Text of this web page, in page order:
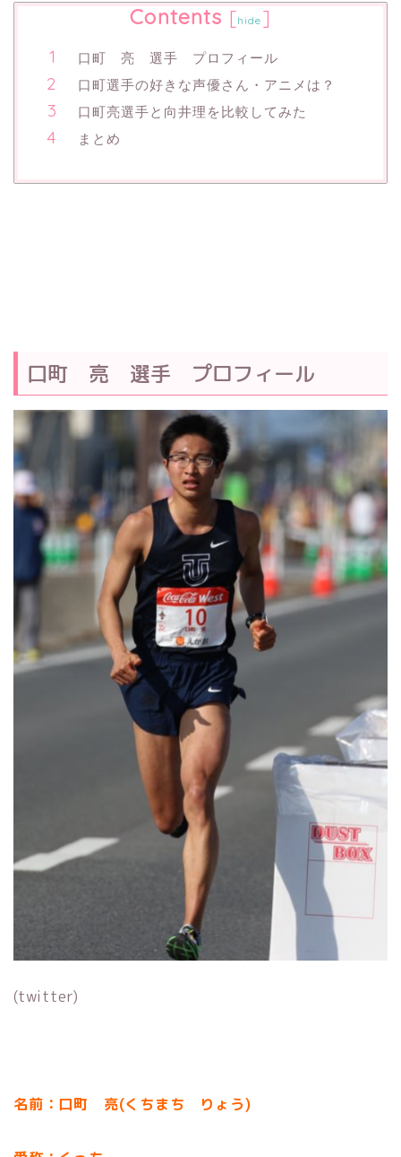
Contents [hide ]
口町 亮 選手 プロフィール
口町選手の好きな声優さん・アニメは？
口町亮選手と向井理を比較してみた
まとめ
口町 亮 選手 プロフィール
(twitter)
名前：口町 亮(くちまち りょう)